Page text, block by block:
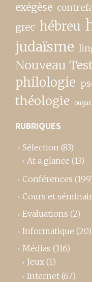
exégèse
grec hébreu
judaïsme
Nouveau
philologie
théologie
RUBRIQUES
Sélection (83)
At a glance (13)
Conférences
Cours et
Evaluations (2)
Informatique (20)
Médias (316)
Jeux (1)
Internet (67)